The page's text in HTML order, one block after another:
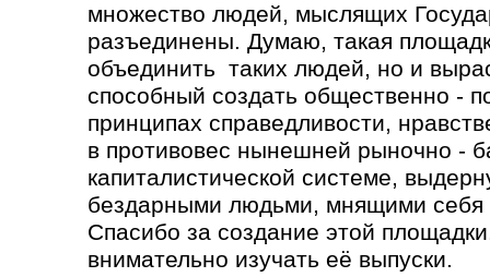
множество людей, мыслящих
разъединены. Думаю, такая
объединить таких людей, но и
способный создать общественно -
принципах справедливости,
в противовес нынешней рыночно -
капиталистической системе,
бездарными людьми, мнящими себя
Спасибо за создание этой
внимательно изучать её выпуски.